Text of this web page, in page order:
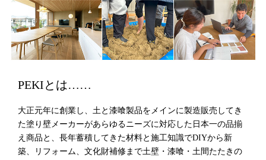
PEKIとは……
大正元年に創業し、土と漆喰製品をメインに製造販売してき
た塗り壁メーカーがあらゆるニーズに対応した日本一の品揃
え商品と、長年蓄積してきた材料と施工知識でDIYから新
築、リフォーム、文化財補修まで土壁・漆喰・土間たたきの